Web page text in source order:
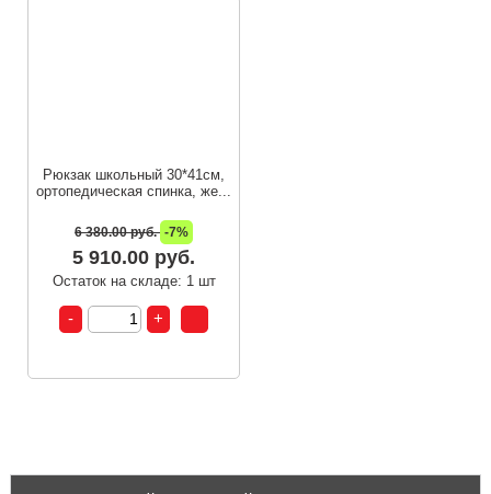
Рюкзак школьный 30*41см,
ортопедическая спинка, же...
6 380.00 руб. -7%
5 910.00 руб.
Остаток на складе: 1 шт